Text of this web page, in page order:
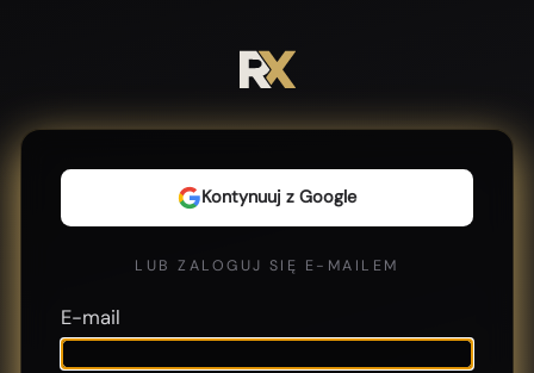
Kontynuuj z Google
LUB ZALOGUJ SIĘ E-MAILEM
E-mail